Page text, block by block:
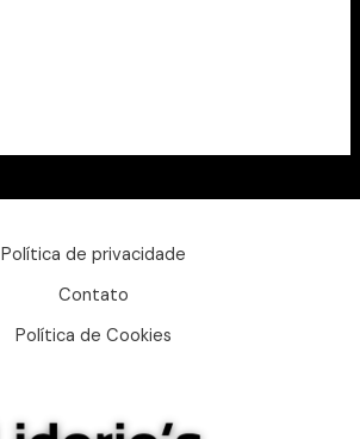
Política de privacidade
Contato
Política de Cookies